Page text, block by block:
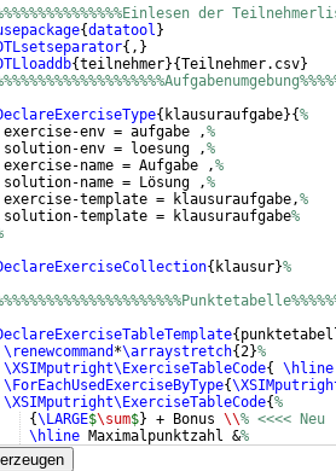
der
{datatool }
{ , }
{teilnehmer}{Teilnehmer.csv}
{ klausuraufgabe}{%
exercise-env = aufgabe ,
%
solution-env = loesung ,
%
exercise-name = Aufgabe ,
%
solution-name = Lösung ,
%
exercise-template = klausuraufgabe,
%
solution-template = klausuraufgabe
%
{ klausur}%
{
\renewcommand *\arraystretch{2}%
\XSIMputright\ExerciseTableCode{ \hline
\ForEachUsedExerciseByType{
\XSIMputright\ExerciseTableCode{%
{\LARGE$\sum$} + Bonus \\% <<<< Neu
\hline Maximalpunktzahl &%
}%